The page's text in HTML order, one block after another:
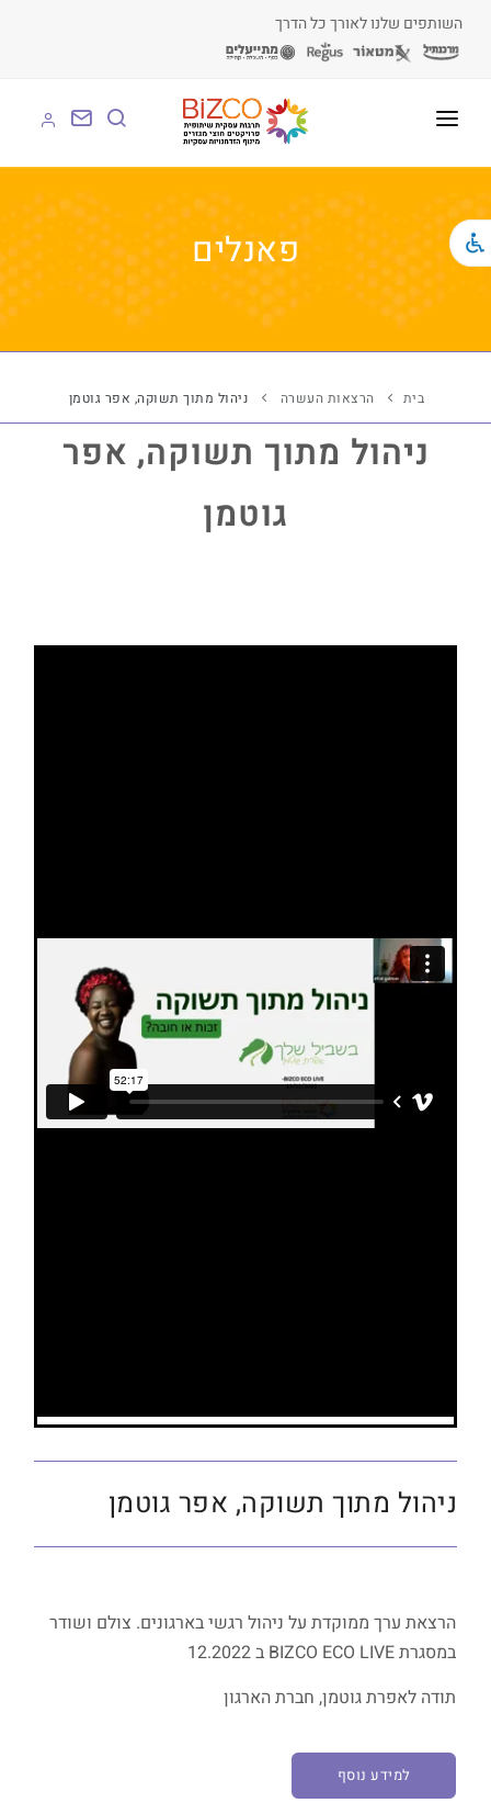
השותפים שלנו לאורך כל הדרך
על BIZCO
BIZCO לעסקים
BIZCO לרשויות
לומדים עם BIZCO
פאנלים
בית הרצאות העשרה ניהול מתוך תשוקה, אפר גוטמן
ניהול מתוך תשוקה, אפר
גוטמן
ניהול מתוך תשוקה, אפר גוטמן
הרצאת ערך ממוקדת על ניהול רגשי בארגונים. צולם ושודר
במסגרת BIZCO ECO LIVE ב 12.2022
תודה לאפרת גוטמן, חברת הארגון
למידע נוסף